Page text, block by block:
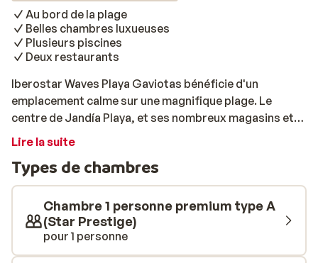
Au bord de la plage
Belles chambres luxueuses
Plusieurs piscines
Deux restaurants
Iberostar Waves Playa Gaviotas bénéficie d'un
emplacement calme sur une magnifique plage. Le
centre de Jandía Playa, et ses nombreux magasins et
restaurants, est à proximité. Un arrêt de bus se trouve
facilement découvrir les environs. À l'établissement, il y
a plusieurs piscines et de nombreux transats où
profiter du soleil. Pour une détente ultime, rendez-vous
au centre de bien-être de l'hôtel partenaire Waves
Playa Gaviotas Park. Ici, vous pourrez profiter d'un
sauna, d'un bain de vapeur turc ou vous laisser tenter
Lire la suite
Types de chambres
Chambre 1 personne premium type A
(Star Prestige)
pour 1 personne